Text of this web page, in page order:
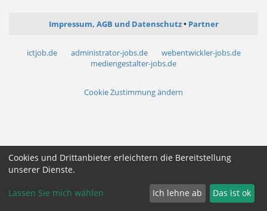
Impressum, AGB und Datenschutz Partner
ictjob.de administrator-jobs.de
webentwickler-jobs.de
mediengestalter-jobs.de
Cookie Zustimmung ändern
Cookies und Drittanbieter erleichtern die Bereitstellung
unserer Dienste.
Lassen Sie mich wählen Ich lehne ab Das ist ok